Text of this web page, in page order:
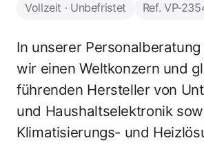
Vollzeit · Unbefristet
Ref. VP-
In unserer
wir einen Weltkonzern und
führenden Hersteller von
und Haushaltselektronik
Klimatisierungs- und